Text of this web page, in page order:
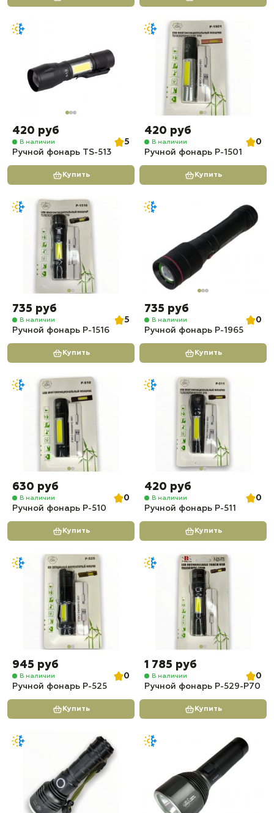
420 руб
В наличии
5
Ручной фонарь TS-513
Купить
420 руб
В наличии
0
Ручной фонарь P-1501
Купить
735 руб
В наличии
5
Ручной фонарь P-1516
Купить
735 руб
В наличии
0
Ручной фонарь P-1965
Купить
630 руб
В наличии
0
Ручной фонарь P-510
Купить
420 руб
В наличии
0
Ручной фонарь P-511
Купить
945 руб
В наличии
0
Ручной фонарь P-525
Купить
1 785 руб
В наличии
0
Ручной фонарь P-529-P70
Купить